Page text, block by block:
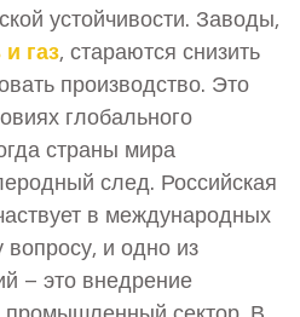
устойчивости. Заводы,
газ, стараются снизить
производство. Это
глобального
страны мира
след. Российская
в международных
и одно из
– это внедрение
промышленный сектор. В